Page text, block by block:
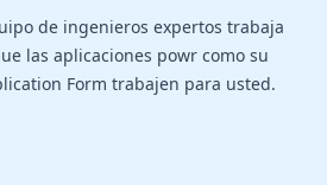
de ingenieros expertos trabaja
las aplicaciones powr como su
Form trabajen para usted.